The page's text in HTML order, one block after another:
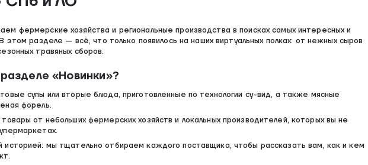
фермерские хозяйства и региональные производства в поисках самых интересных и
этом разделе — всё, что только появилось на наших виртуальных полках: от нежных сыров
травяных сборов.
«Новинки»?
супы или вторые блюда, приготовленные по технологии су-вид, а также мясные
форель.
от небольших фермерских хозяйств и локальных производителей, которых вы не
историей: мы тщательно отбираем каждого поставщика, чтобы рассказать вам, как и кем